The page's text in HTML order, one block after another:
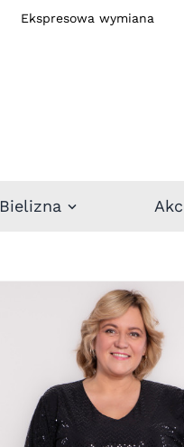
Ekspresowa
Bielizna